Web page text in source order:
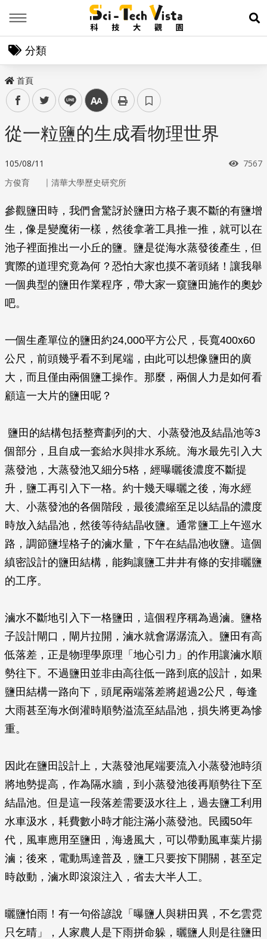
展
分類
首頁
facebooktwitter line 中
從一粒鹽的生成看物理世界
105/08/11 瀏覽
7567
方俊育 ｜ 清華大學歷史研究所
參觀鹽田時，我們會驚訝於鹽田方格子裏不斷的有鹽增
生，像是變魔術一樣，然後拿著工具推一推，就可以在
池子裡面推出一小丘的鹽。鹽是從海水蒸發後產生，但
實際的道理究竟為何？恐怕大家也摸不著頭緒！讓我舉
一個典型的鹽田作業程序，帶大家一窺鹽田施作的奧妙
吧。
一個生產單位的鹽田約24,000平方公尺，長寬400x60
公尺，前頭幾乎看不到尾端，由此可以想像鹽田的廣
大，而且僅由兩個鹽工操作。那麼，兩個人力是如何看
顧這一大片的鹽田呢？
鹽田的結構包括整齊劃列的大、小蒸發池及結晶池等3
個部分，且自成一套給水與排水系統。海水最先引入大
蒸發池，大蒸發池又細分5格，經曝曬後濃度不斷提
升，鹽工再引入下一格。約十幾天曝曬之後，海水經
大、小蒸發池的各個階段，最後濃縮至足以結晶的濃度
時放入結晶池，然後等待結晶收鹽。通常鹽工上午巡水
路，調節鹽埕格子的滷水量，下午在結晶池收鹽。這個
縝密設計的鹽田結構，能夠讓鹽工井井有條的安排曬鹽
的工序。
滷水不斷地引入下一格鹽田，這個程序稱為過滷。鹽格
子設計閘口，閘片拉開，滷水就會潺潺流入。鹽田有高
低落差，正是物理學原理「地心引力」的作用讓滷水順
勢往下。不過鹽田並非由高往低一路到底的設計，如果
鹽田結構一路向下，頭尾兩端落差將超過2公尺，每逢
大雨甚至海水倒灌時順勢溢流至結晶池，損失將更為慘
重。
因此在鹽田設計上，大蒸發池尾端要流入小蒸發池時須
將地勢提高，作為隔水牆，到小蒸發池後再順勢往下至
結晶池。但是這一段落差需要汲水往上，過去鹽工利用
水車汲水，耗費數小時才能注滿小蒸發池。民國50年
代，風車應用至鹽田，海邊風大，可以帶動風車葉片揚
滷；後來，電動馬達普及，鹽工只要按下開關，甚至定
時啟動，滷水即滾滾注入，省去大半人工。
曬鹽怕雨！有一句俗諺說「曝鹽人與耕田異，不乞雲霓
只乞晴」，人家農人是下雨拼命躲，曬鹽人則是往鹽田